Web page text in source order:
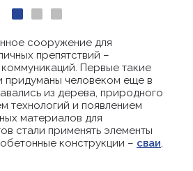
сооружение для
препятствий –
Первые такие
придуманы человеком еще в
из дерева, природного
технологий и появлением
материалов для
стали применять элементы
конструкции – сваи,